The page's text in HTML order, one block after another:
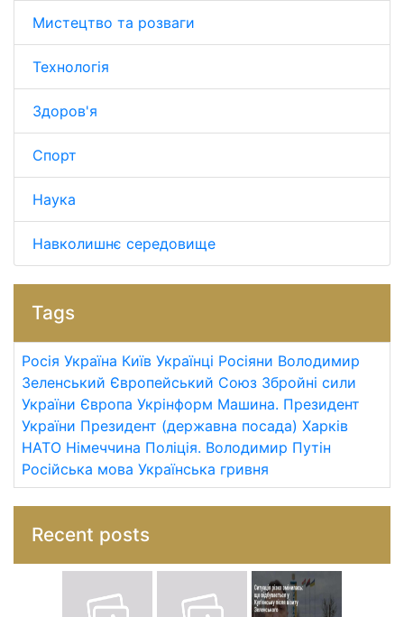
Мистецтво та розваги
Технологія
Здоров'я
Спорт
Наука
Навколишнє середовище
Tags
Росія Україна Київ Українці Росіяни Володимир
Зеленський Європейський Союз Збройні сили
України Європа Укрінформ Машина. Президент
України Президент (державна посада) Харків
НАТО Німеччина Поліція. Володимир Путін
Російська мова Українська гривня
Recent posts